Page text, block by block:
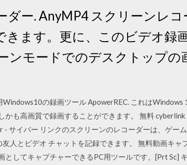
ダー. AnyMP4 スクリーンレ
きます。更に、このビデオ録
ンモードでのデスクトップの
の録画ツール ApowerREC. これは
も高画質で録画することができます。 無料 cyberlink
- サイバー リンクのスクリーンのレコーダーは、ゲー
人とビデオ チャットを記録できます。 無料動画キャ
してキャプチャーできるPC用ツールです。[Prt Sc]